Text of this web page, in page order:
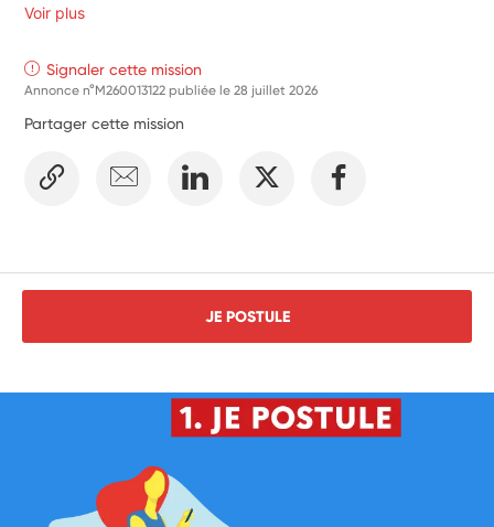
Appuyer l’équipe salariée du LIA pour aider les habitants
saison
Participer à la dynamique citoyenne dans la création
d’un espace préfiguratif de production agricole de
Voir plus
Signaler cette mission
Annonce n°M260013122 publiée le28 juillet 2026
Partager cette mission
JE POSTULE